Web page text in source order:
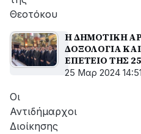
Θεοτόκου
Η ΔΗΜΟΤΙΚΗ
ΔΟΞΟΛΟΓΙΑ
ΕΠΕΤΕΙΟ ΤΗΣ
25 Μαρ 2024 14:51
Οι
Αντιδήμαρχοι
Διοίκησης